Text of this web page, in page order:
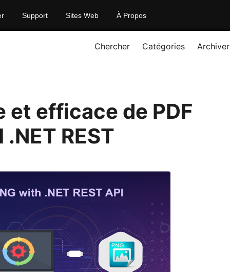
Support Sites Web À Propos
Chercher Catégories Archiver
et efficace de PDF
REST